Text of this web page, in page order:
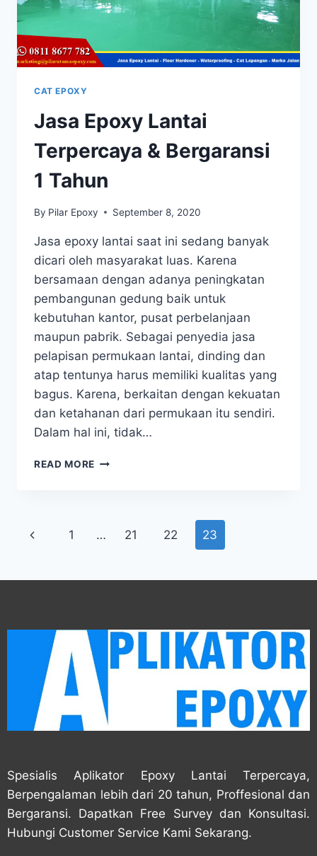
CAT EPOXY
Jasa Epoxy Lantai
Terpercaya & Bergaransi
1 Tahun
By Pilar Epoxy September 8, 2020
Jasa epoxy lantai saat ini sedang banyak
dicari oleh masyarakat luas. Karena
bersamaan dengan adanya peningkatan
pembangunan gedung baik untuk
kebutuhan kantor, pusat perbelanjaan
maupun pabrik. Sebagai penyedia jasa
pelapisan permukaan lantai, dinding dan
atap tentunya harus memiliki kualitas yang
bagus. Karena, berkaitan dengan kekuatan
dan ketahanan dari permukaan itu sendiri.
Dalam hal ini, tidak…
READ MORE
1 … 21 22 23
Spesialis Aplikator Epoxy Lantai Terpercaya,
Berpengalaman lebih dari 20 tahun, Proffesional dan
Bergaransi. Dapatkan Free Survey dan Konsultasi.
Hubungi Customer Service Kami Sekarang.